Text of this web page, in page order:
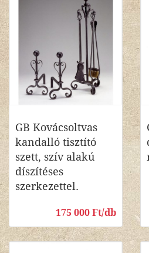
GB Kovácsoltvas
kandalló tisztító
szett, szív alakú
díszítéses
szerkezettel.
175 000 Ft/db